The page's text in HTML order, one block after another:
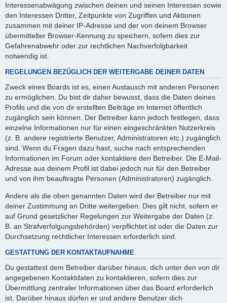
Interessenabwägung zwischen deinen und seinen Interessen sowie
den Interessen Dritter, Zeitpunkte von Zugriffen und Aktionen
zusammen mit deiner IP-Adresse und der von deinem Browser
übermittelter Browser-Kennung zu speichern, sofern dies zur
Gefahrenabwehr oder zur rechtlichen Nachverfolgbarkeit
notwendig ist.
REGELUNGEN BEZÜGLICH DER WEITERGABE DEINER DATEN
Zweck eines Boards ist es, einen Austausch mit anderen Personen
zu ermöglichen. Du bist dir daher bewusst, dass die Daten deines
Profils und die von dir erstellten Beiträge im Internet öffentlich
zugänglich sein können. Der Betreiber kann jedoch festlegen, dass
einzelne Informationen nur für einen eingeschränkten Nutzerkreis
(z. B. andere registrierte Benutzer, Administratoren etc.) zugänglich
sind. Wenn du Fragen dazu hast, suche nach entsprechenden
Informationen im Forum oder kontaktiere den Betreiber. Die E-Mail-
Adresse aus deinem Profil ist dabei jedoch nur für den Betreiber
und von ihm beauftragte Personen (Administratoren) zugänglich.
Andere als die oben genannten Daten wird der Betreiber nur mit
deiner Zustimmung an Dritte weitergeben. Dies gilt nicht, sofern er
auf Grund gesetzlicher Regelungen zur Weitergabe der Daten (z.
B. an Strafverfolgungsbehörden) verpflichtet ist oder die Daten zur
Durchsetzung rechtlicher Interessen erforderlich sind.
GESTATTUNG DER KONTAKTAUFNAHME
Du gestattest dem Betreiber darüber hinaus, dich unter den von dir
angegebenen Kontaktdaten zu kontaktieren, sofern dies zur
Übermittlung zentraler Informationen über das Board erforderlich
ist. Darüber hinaus dürfen er und andere Benutzer dich